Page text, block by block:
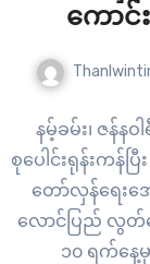
ကောင်
နမ့်ခမ်း၊ ဇန်န
စုပေါင်းရုန်းကန်
တော်လှန်ရေးအ
လောင်ပြည် လွတ်မ
၁၀ ရက်နေ့